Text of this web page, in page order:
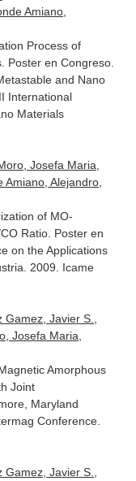
Amiano,
Process of
Poster en Congreso.
and Nano
International
Materials
Josefa Maria,
Alejandro,
of MO-
Ratio. Poster en
on the Applications
2009. Icame
Javier S.,
Josefa Maria,
Amorphous
Joint
Maryland
Conference.
Javier S.,